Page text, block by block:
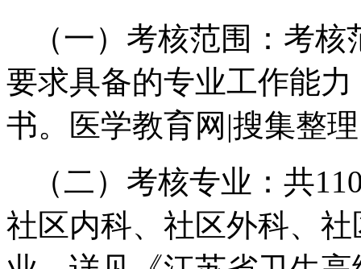
（一）考核范围：考
要求具备的专业工作能
书。医学教育网|搜集整理
（二）考核专业：共
社区内科、社区外科、